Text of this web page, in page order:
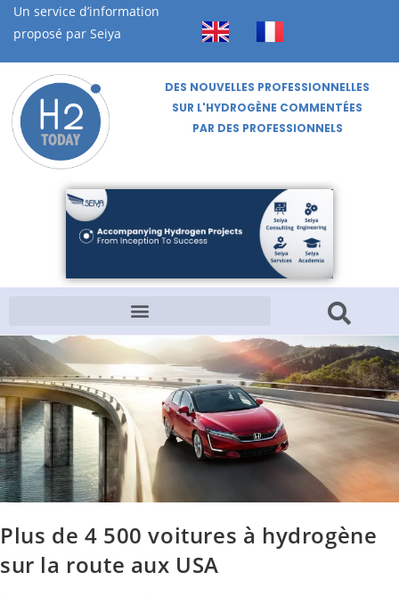
Un service d’information
proposé par Seiya
DES NOUVELLES PROFESSIONNELLES
SUR L'HYDROGÈNE COMMENTÉES
PAR DES PROFESSIONNELS
Plus de 4 500 voitures à hydrogène
sur la route aux USA